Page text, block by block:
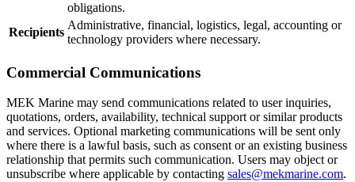
obligations.
Recipients
Administrative, financial, logistics, legal, accounting or
technology providers where necessary.
Commercial Communications
MEK Marine may send communications related to user inquiries,
quotations, orders, availability, technical support or similar products
and services. Optional marketing communications will be sent only
where there is a lawful basis, such as consent or an existing business
relationship that permits such communication. Users may object or
unsubscribe where applicable by contacting sales@mekmarine.com.